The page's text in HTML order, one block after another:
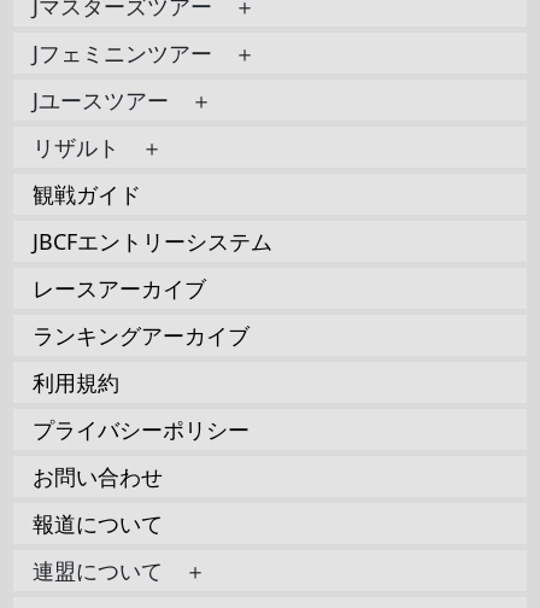
Jフェミニンツアー ＋
Jユースツアー ＋
リザルト ＋
観戦ガイド
JBCFエントリーシステム
レースアーカイブ
ランキングアーカイブ
利用規約
プライバシーポリシー
お問い合わせ
報道について
連盟について ＋